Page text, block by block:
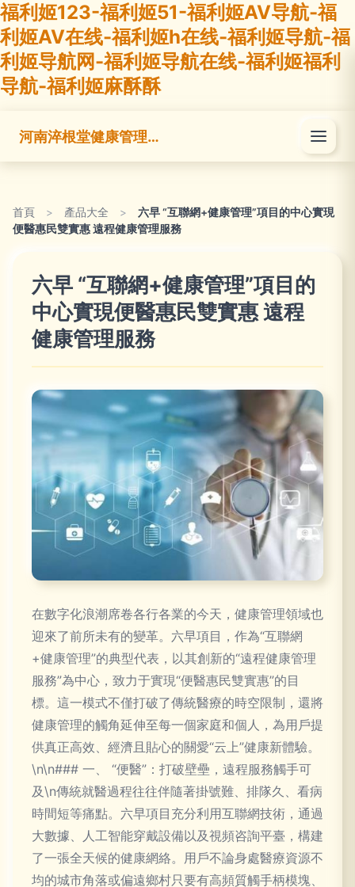
福利姬123-福利姬51-福利姬AV导航-福
利姬AV在线-福利姬h在线-福利姬导航-福
利姬导航网-福利姬导航在线-福利姬福利
导航-福利姬麻酥酥
河南淬根堂健康管理有限公司
首頁 > 產品大全 >
六早 “互聯網+健康管理”項目的中心實現
便醫惠民雙實惠 遠程健康管理服務
六早 “互聯網+健康管理”項目的
中心實現便醫惠民雙實惠 遠程
健康管理服務
在數字化浪潮席卷各行各業的今天，健康管理領域也
迎來了前所未有的變革。六早項目，作為“互聯網
+健康管理”的典型代表，以其創新的“遠程健康管理
服務”為中心，致力于實現“便醫惠民雙實惠”的目
標。這一模式不僅打破了傳統醫療的時空限制，還將
健康管理的觸角延伸至每一個家庭和個人，為用戶提
供真正高效、經濟且貼心的關愛“云上”健康新體驗。
\n\n### 一、 “便醫”：打破壁壘，遠程服務觸手可
及\n傳統就醫過程往往伴隨著掛號難、排隊久、看病
時間短等痛點。六早項目充分利用互聯網技術，通過
大數據、人工智能穿戴設備以及視頻咨詢平臺，構建
了一張全天候的健康網絡。用戶不論身處醫療資源不
均的城市角落或偏遠鄉村只要有高頻質觸手柄模塊、